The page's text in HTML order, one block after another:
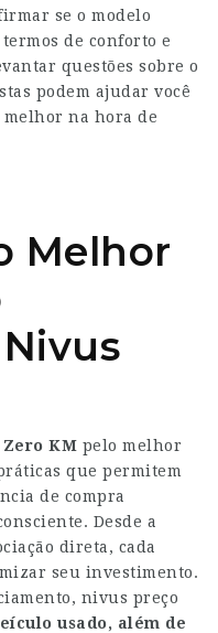
se o modelo
de conforto e
questões sobre o
podem ajudar você
na hora de
Melhor
Zero KM pelo melhor
que permitem
de compra
Desde a
direta, cada
seu investimento.
nivus preço
usado, além de